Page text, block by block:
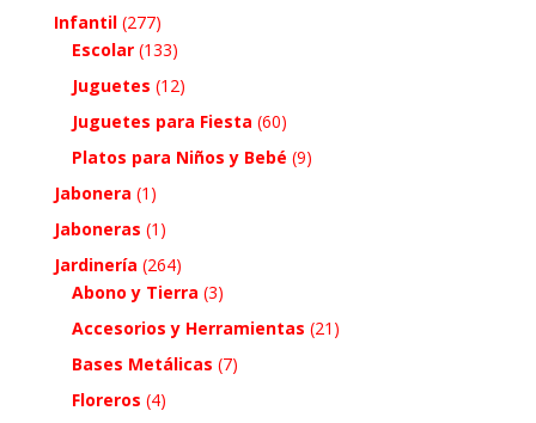
Infantil (277)
Escolar (133)
Juguetes (12)
Juguetes para Fiesta (60)
Platos para Niños y Bebé (9)
Jabonera (1)
Jaboneras (1)
Jardinería (264)
Abono y Tierra (3)
Accesorios y Herramientas (21)
Bases Metálicas (7)
Floreros (4)